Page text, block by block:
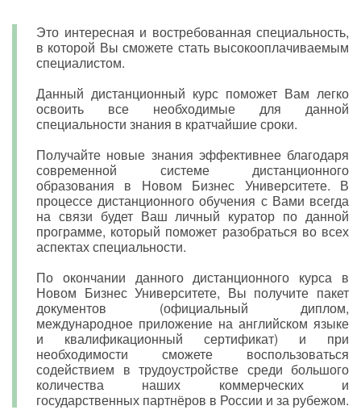
Это интересная и востребованная специальность,
в которой Вы сможете стать высокооплачиваемым
специалистом.
Данный дистанционный курс поможет Вам легко
освоить все необходимые для данной
специальности знания в кратчайшие сроки.
Получайте новые знания эффективнее благодаря
современной системе дистанционного
образования в Новом Бизнес Университете. В
процессе дистанционного обучения с Вами всегда
на связи будет Ваш личный куратор по данной
программе, который поможет разобраться во всех
аспектах специальности.
По окончании данного дистанционного курса в
Новом Бизнес Университете, Вы получите пакет
документов (официальный диплом,
международное приложение на английском языке
и квалификационный сертификат) и при
необходимости сможете воспользоваться
содействием в трудоустройстве среди большого
количества наших коммерческих и
государственных партнёров в России и за рубежом.